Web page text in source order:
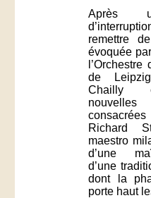
Après
remettre
évoquée
de
Chailly
Richard
maestro
d’une
d’une
dont la
porte haut